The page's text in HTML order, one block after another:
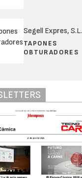
Segell Expres, S.L.
TAPONES
OBTURADORES